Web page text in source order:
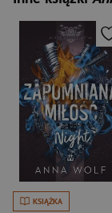
KSIĄŻKA